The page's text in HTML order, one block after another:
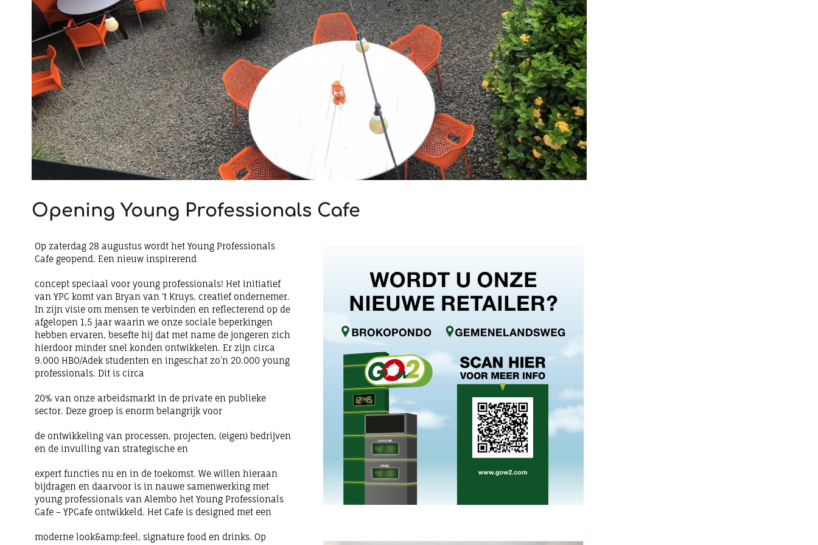
Opening Young Professionals Cafe
Op zaterdag 28 augustus wordt het Young Professionals
Cafe geopend. Een nieuw inspirerend
concept speciaal voor young professionals! Het initiatief
van YPC komt van Bryan van ‘t Kruys, creatief ondernemer.
In zijn visie om mensen te verbinden en reflecterend op de
afgelopen 1,5 jaar waarin we onze sociale beperkingen
hebben ervaren, besefte hij dat met name de jongeren zich
hierdoor minder snel konden ontwikkelen. Er zijn circa
9.000 HBO/Adek studenten en ingeschat zo’n 20.000 young
professionals. Dit is circa
20% van onze arbeidsmarkt in de private en publieke
sector. Deze groep is enorm belangrijk voor
de ontwikkeling van processen, projecten, (eigen) bedrijven
en de invulling van strategische en
expert functies nu en in de toekomst. We willen hieraan
bijdragen en daarvoor is in nauwe samenwerking met
young professionals van Alembo het Young Professionals
Cafe – YPCafe ontwikkeld. Het Cafe is designed met een
moderne look&amp;feel, signature food en drinks. Op